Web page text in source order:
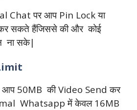
Chat पर आप Pin Lock या
सकते हैंजिससे की और कोई
ना सके|
50MB की Video Send कर
Whatsapp में केवल 16MB